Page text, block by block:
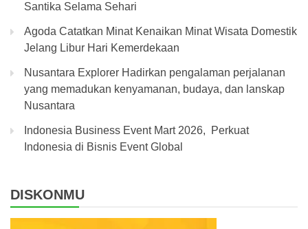
Santika Selama Sehari
Agoda Catatkan Minat Kenaikan Minat Wisata Domestik
Jelang Libur Hari Kemerdekaan
Nusantara Explorer Hadirkan pengalaman perjalanan
yang memadukan kenyamanan, budaya, dan lanskap
Nusantara
Indonesia Business Event Mart 2026, Perkuat
Indonesia di Bisnis Event Global
DISKONMU